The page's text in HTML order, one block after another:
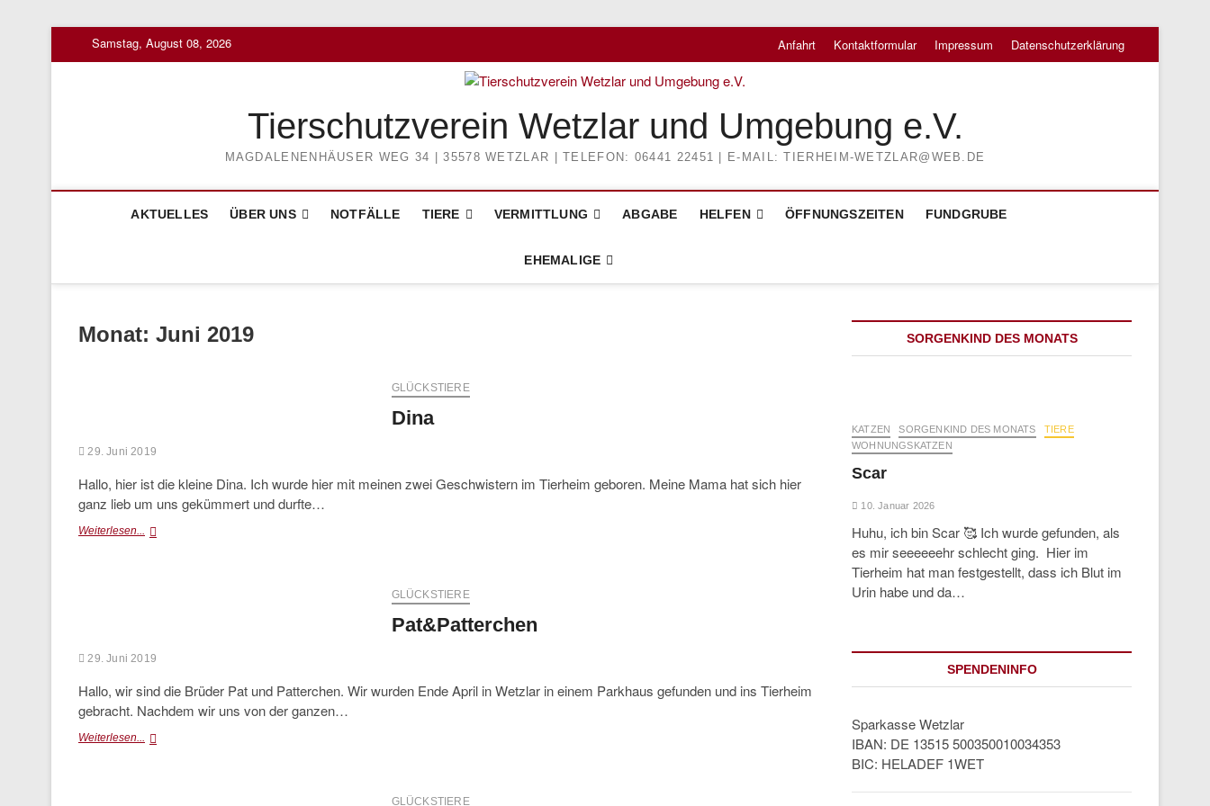
Samstag, August 08, 2026 Anfahrt Kontaktformular Impressum Datenschutzerklärung
Tierschutzverein Wetzlar und Umgebung e.V.
MAGDALENENHÄUSER WEG 34 | 35578 WETZLAR | TELEFON: 06441 22451 | E-MAIL: TIERHEIM-WETZLAR@WEB.DE
AKTUELLES ÜBER UNS NOTFÄLLE TIERE VERMITTLUNG ABGABE HELFEN ÖFFNUNGSZEITEN FUNDGRUBE
EHEMALIGE
Monat: Juni 2019
GLÜCKSTIERE
Dina
29. Juni 2019
Hallo, hier ist die kleine Dina. Ich wurde hier mit meinen zwei Geschwistern im Tierheim geboren. Meine Mama hat sich hier
ganz lieb um uns gekümmert und durfte…
Weiterlesen... Dina
GLÜCKSTIERE
Pat&Patterchen
29. Juni 2019
Hallo, wir sind die Brüder Pat und Patterchen. Wir wurden Ende April in Wetzlar in einem Parkhaus gefunden und ins Tierheim
gebracht. Nachdem wir uns von der ganzen…
Weiterlesen... Pat&Patterchen
GLÜCKSTIERE
SORGENKIND DES MONATS
KATZEN SORGENKIND DES MONATS
TIERE
WOHNUNGSKATZEN
Scar
10. Januar 2026
Huhu, ich bin Scar 🥰 Ich wurde gefunden, als
es mir seeeeeehr schlecht ging. Hier im
Tierheim hat man festgestellt, dass ich Blut im
Urin habe und da…
SPENDENINFO
Sparkasse Wetzlar
IBAN: DE 13515 500350010034353
BIC: HELADEF 1WET